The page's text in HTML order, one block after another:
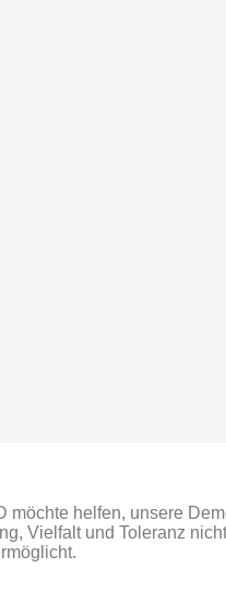
möchte helfen, unsere
Vielfalt und Toleranz